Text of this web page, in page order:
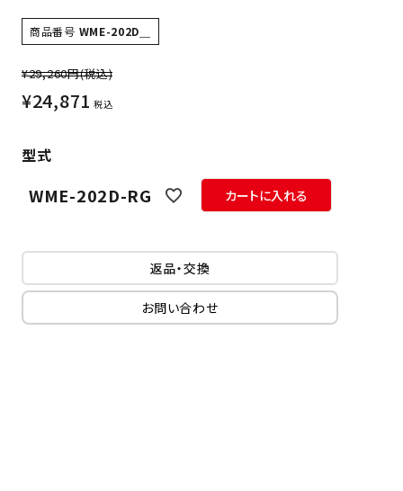
商品番号 WME-202D＿
¥29,260円(税込)
¥24,871 税込
型式
WME-202D-RG カートに入れる
返品・交換
お問い合わせ